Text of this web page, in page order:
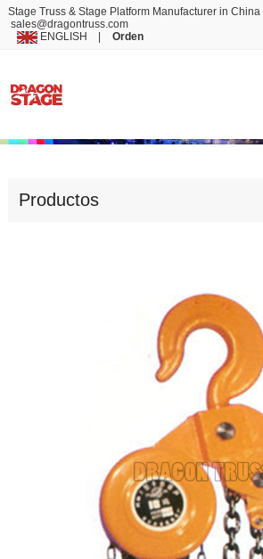
Stage Truss & Stage Platform Manufacturer in China
sales@dragontruss.com
ENGLISH
Orden
Productos